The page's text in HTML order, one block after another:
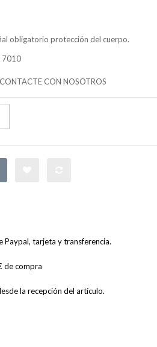
obligatorio protección del cuerpo.
7010
CONTACTE CON NOSOTROS
Paypal, tarjeta y transferencia.
de compra
la recepción del artículo.